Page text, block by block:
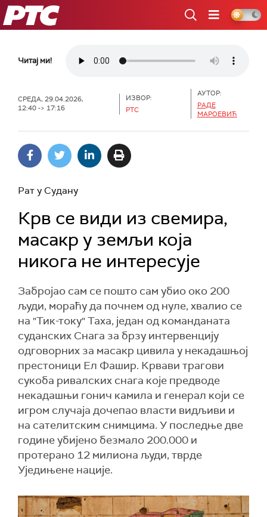
РТС
Читај ми!
СРЕДА, 29.04.2026,
12:40 -> 17:16
ИЗВОР:
РТС
АУТОР:
РАДЕ
МАРОЕВИЋ
Рат у Судану
Крв се види из свемира,
масакр у земљи која
никога не интересује
Забројао сам се пошто сам убио око 200
људи, мораћу да почнем од нуле, хвалио се
на "Тик-току" Таха, један од команданата
суданских Снага за брзу интервенцију
одговорних за масакр цивила у некадашњој
престоници Ел Фашир. Крвави трагови
сукоба ривалских снага које предводе
некадашњи гонич камила и генерал који се
игром случаја дочепао власти видљиви и
на сателитским снимцима. У последње две
године убијено безмало 200.000 и
протерано 12 милиона људи, тврде
Уједињене нације.